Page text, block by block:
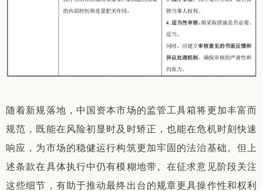
随着新规落地，中国资本市场的监管工具箱将更加丰富而
规范，既能在风险初显时及时矫正，也能在危机时刻快速
响应，为市场的稳健运行构筑更加牢固的法治基础。但上
述条款在具体执行中仍有模糊地带。在征求意见阶段关注
这些细节，有助于推动最终出台的规章更具操作性和权利